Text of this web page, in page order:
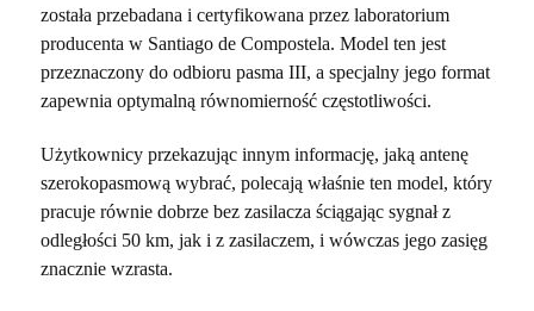
została przebadana i certyfikowana przez laboratorium
producenta w Santiago de Compostela. Model ten jest
przeznaczony do odbioru pasma III, a specjalny jego format
zapewnia optymalną równomierność częstotliwości.
Użytkownicy przekazując innym informację, jaką antenę
szerokopasmową wybrać, polecają właśnie ten model, który
pracuje równie dobrze bez zasilacza ściągając sygnał z
odległości 50 km, jak i z zasilaczem, i wówczas jego zasięg
znacznie wzrasta.